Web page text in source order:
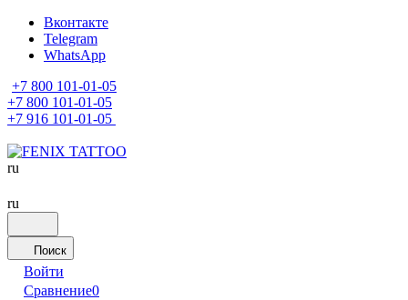
Вконтакте
Telegram
WhatsApp
+7 800 101-01-05
+7 800 101-01-05
+7 916 101-01-05
ru
ru
Поиск
Войти
Сравнение0